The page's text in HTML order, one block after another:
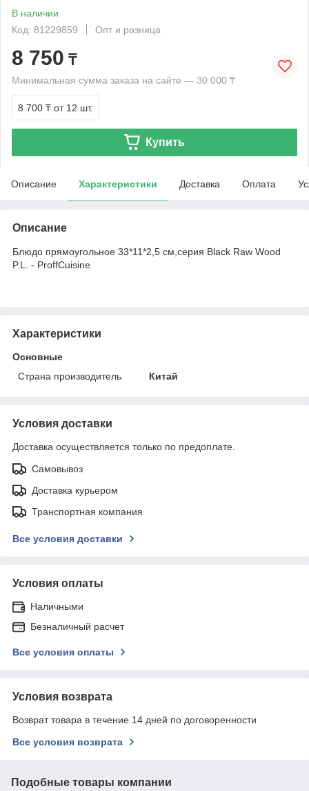
В наличии
Код: 81229859
Опт и розница
8 750 ₸
Минимальная сумма заказа на сайте — 30 000 ₸
8 700 ₸ от 12 шт.
Купить
Описание Характеристики Доставка Оплата
Описание
Блюдо прямоугольное 33*11*2,5 см,серия Black Raw Wood
P.L. - ProffCuisine
Характеристики
Основные
Страна производитель
Китай
Условия доставки
Доставка осуществляется только по предоплате.
Самовывоз
Доставка курьером
Транспортная компания
Все условия доставки
Условия оплаты
Наличными
Безналичный расчет
Все условия оплаты
Условия возврата
Возврат товара в течение 14 дней по договоренности
Все условия возврата
Подобные товары компании